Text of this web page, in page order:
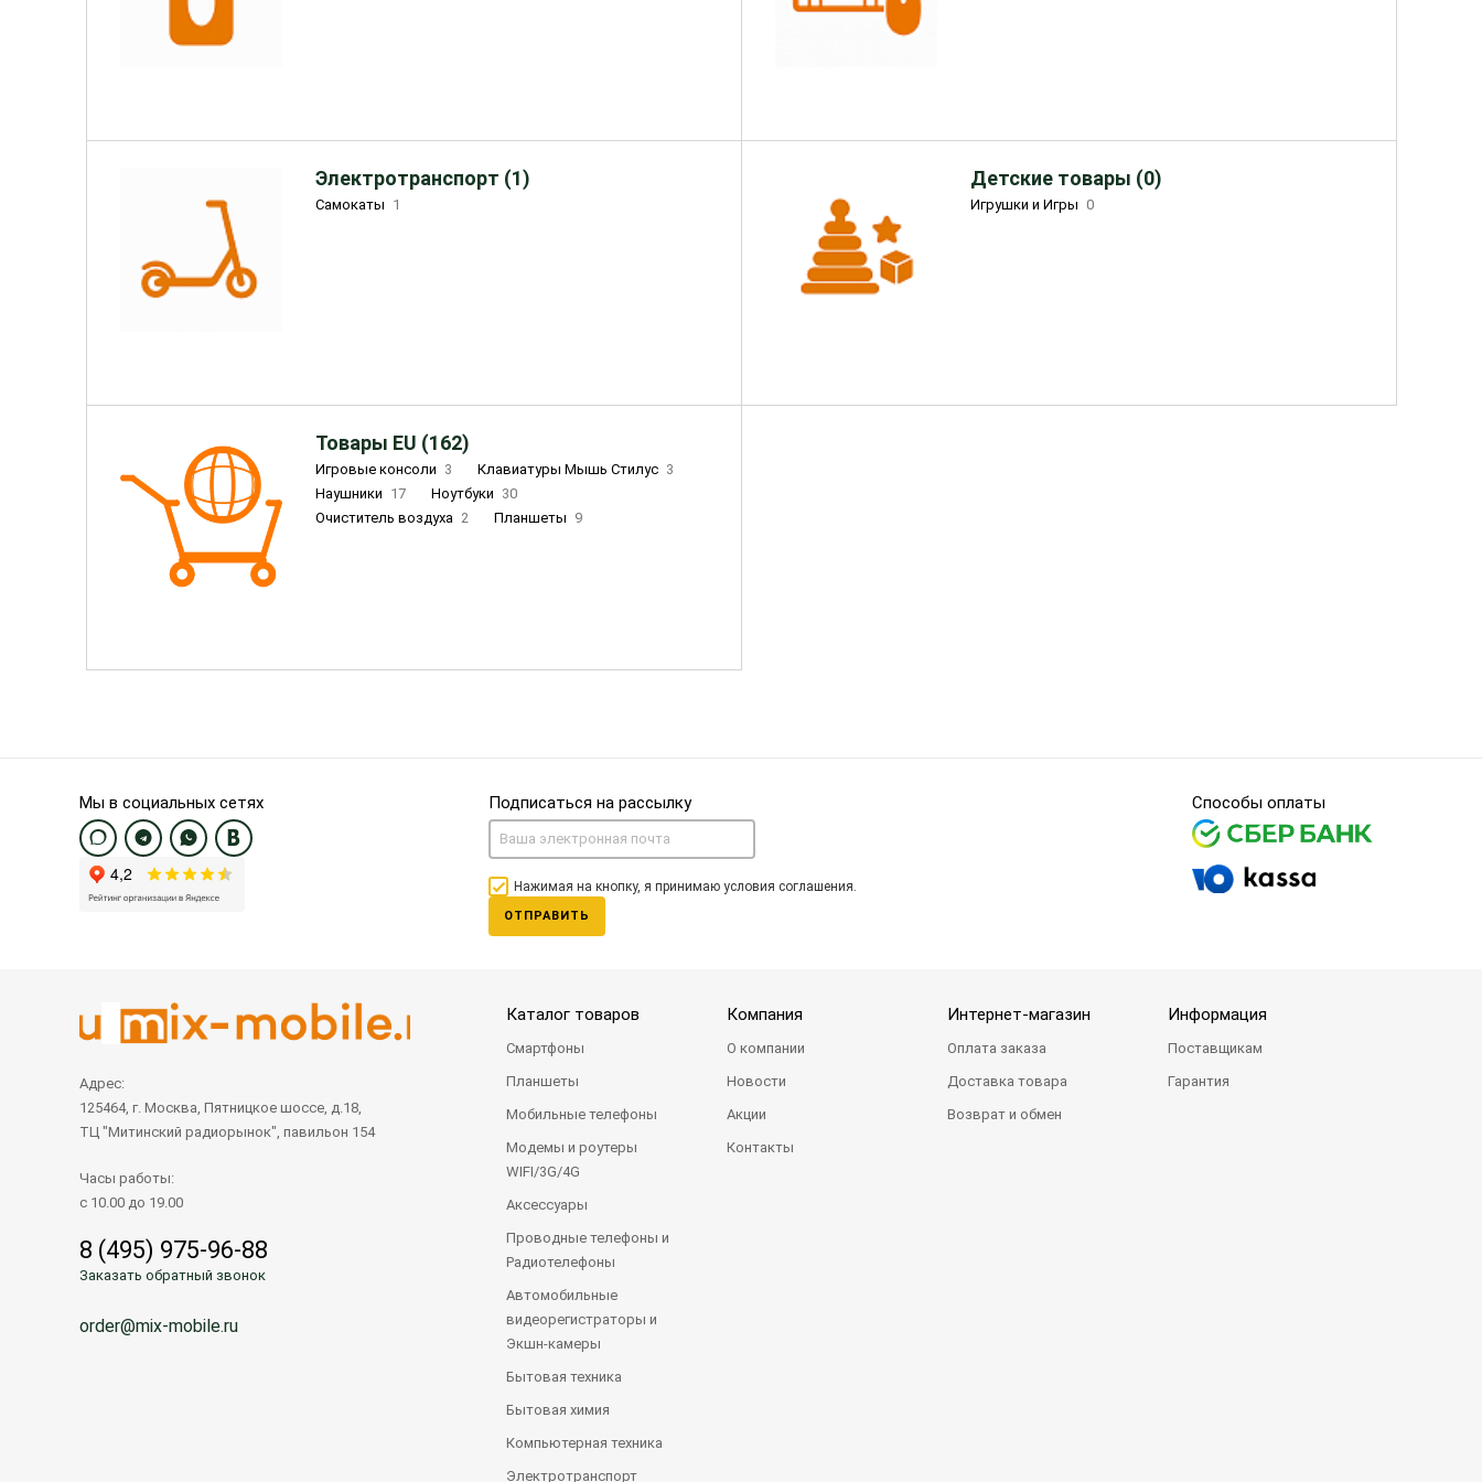
Электротранспорт (1)
Самокаты 1
Детские товары (0)
Игрушки и Игры 0
Товары EU (162)
Игровые консоли 3 Клавиатуры Мышь Стилус 3
Наушники 17 Ноутбуки 30
Очиститель воздуха 2 Планшеты 9
Мы в социальных сетях Подписаться на рассылку
Нажимая на кнопку, я принимаю условия соглашения.
ОТПРАВИТЬ
Способы оплаты
Адрес:
125464, г. Москва, Пятницкое шоссе, д.18,
ТЦ "Митинский радиорынок", павильон 154
Часы работы:
с 10.00 до 19.00
8 (495) 975-96-88
Заказать обратный звонок
order@mix-mobile.ru
Каталог товаров
Смартфоны
Планшеты
Мобильные телефоны
Модемы и роутеры
WIFI/3G/4G
Аксессуары
Проводные телефоны и
Радиотелефоны
Автомобильные
видеорегистраторы и
Экшн-камеры
Бытовая техника
Бытовая химия
Компьютерная техника
Электротранспорт
Компания
О компании
Новости
Акции
Контакты
Интернет-магазин
Оплата заказа
Доставка товара
Возврат и обмен
Информация
Поставщикам
Гарантия